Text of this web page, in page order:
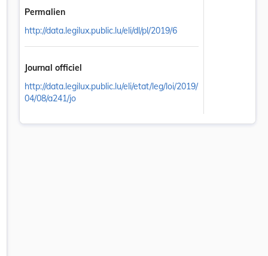
dans un nouvel onglet
Permalien
http://data.legilux.public.lu/eli/dl/pl/2019/6
Journal officiel
http://data.legilux.public.lu/eli/etat/leg/loi/2019/
04/08/a241/jo